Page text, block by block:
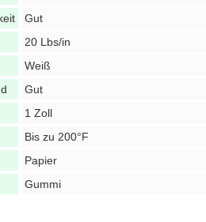
Gut
20 Lbs/in
Weiß
Gut
1 Zoll
Bis zu 200°F
Papier
Gummi